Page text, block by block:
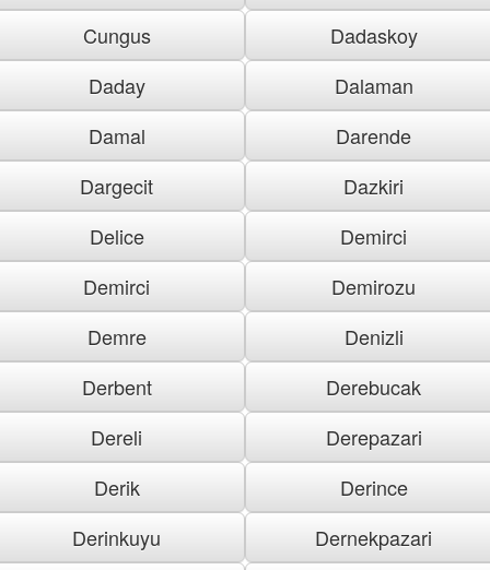
Cungus
Dadaskoy
Daday
Dalaman
Damal
Darende
Dargecit
Dazkiri
Delice
Demirci
Demirci
Demirozu
Demre
Denizli
Derbent
Derebucak
Dereli
Derepazari
Derik
Derince
Derinkuyu
Dernekpazari